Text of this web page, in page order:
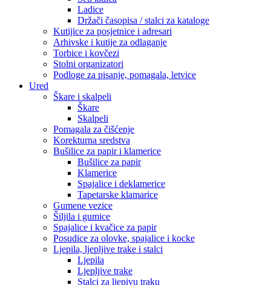
Ladice
Držači časopisa / stalci za kataloge
Kutijice za posjetnice i adresari
Arhivske i kutije za odlaganje
Torbice i kovčezi
Stolni organizatori
Podloge za pisanje, pomagala, letvice
Ured
Škare i skalpeli
Škare
Skalpeli
Pomagala za čišćenje
Korekturna sredstva
Bušilice za papir i klamerice
Bušilice za papir
Klamerice
Spajalice i deklamerice
Tapetarske klamarice
Gumene vezice
Šiljila i gumice
Spajalice i kvačice za papir
Posudice za olovke, spajalice i kocke
Ljepila, ljepljive trake i stalci
Ljepila
Ljepljive trake
Stalci za ljepivu traku